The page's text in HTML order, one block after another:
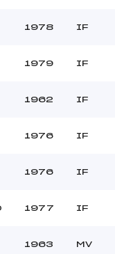
1978 IF
1979 IF
1962 IF
1976 IF
1976 IF
1977 IF
1963 MV